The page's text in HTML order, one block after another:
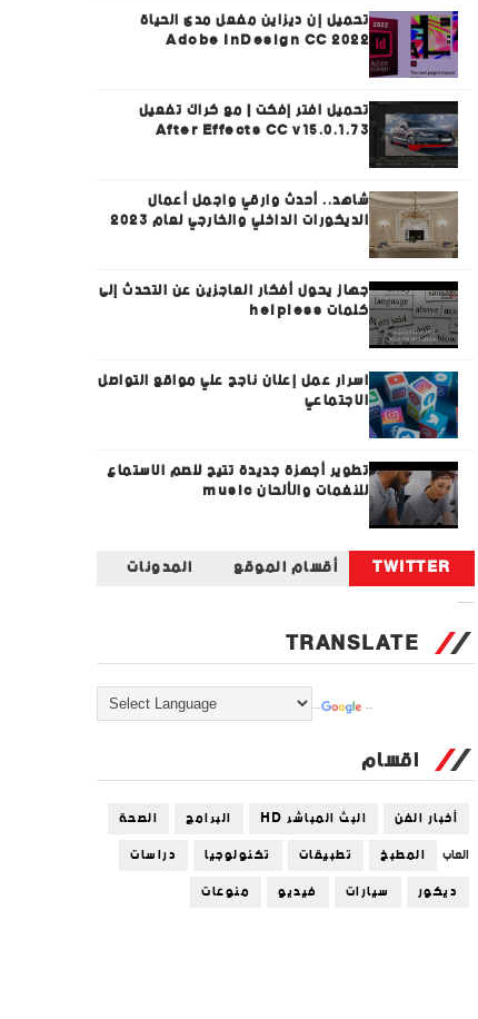
تحميل إن ديزاين مفعل مدى الحياة
Adobe InDesign CC 2022
تحميل افتر إفكت | مع كراك تفعيل
After Effects CC v15.0.1.73
شاهد.. أحدث وارقي واجمل أعمال
الديكورات الداخلي والخارجي لعام 2023
جهاز يحول أفكار العاجزين عن التحدث إلى
كلمات helpless
اسرار عمل إعلان ناجح علي مواقع التواصل
الاجتماعي
تطوير أجهزة جديدة تتيح للصم الاستماع
للنغمات والألحان music
TWITTER أقسام الموقع المدونات
TRANSLATE
اقسام
أخبار الفن البث المباشر HD البرامج
الصحة
العاب المطبخ تطبيقات تكنولوجيا
دراسات
ديكور
سيارات فيديو منوعات